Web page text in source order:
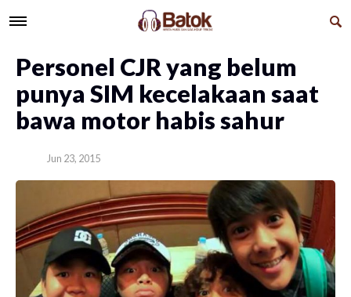
​Personel CJR yang belum
punya SIM kecelakaan saat
bawa motor habis sahur
Jun 23, 2015